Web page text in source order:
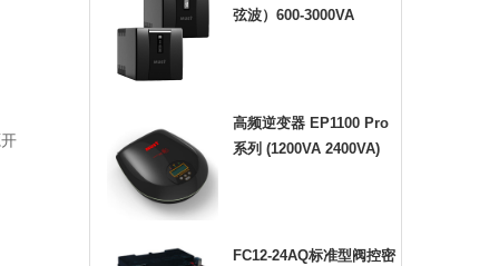
弦波）600-3000VA
高频逆变器 EP1100 Pro
系列 (1200VA 2400VA)
FC12-24AQ标准型阀控密